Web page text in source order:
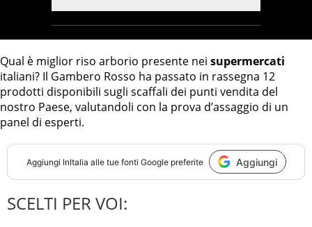
Qual è miglior riso arborio presente nei supermercati
italiani? Il Gambero Rosso ha passato in rassegna 12
prodotti disponibili sugli scaffali dei punti vendita del
nostro Paese, valutandoli con la prova d’assaggio di un
panel di esperti.
Aggiungi InItalia alle tue fonti Google preferite Aggiungi
SCELTI PER VOI: